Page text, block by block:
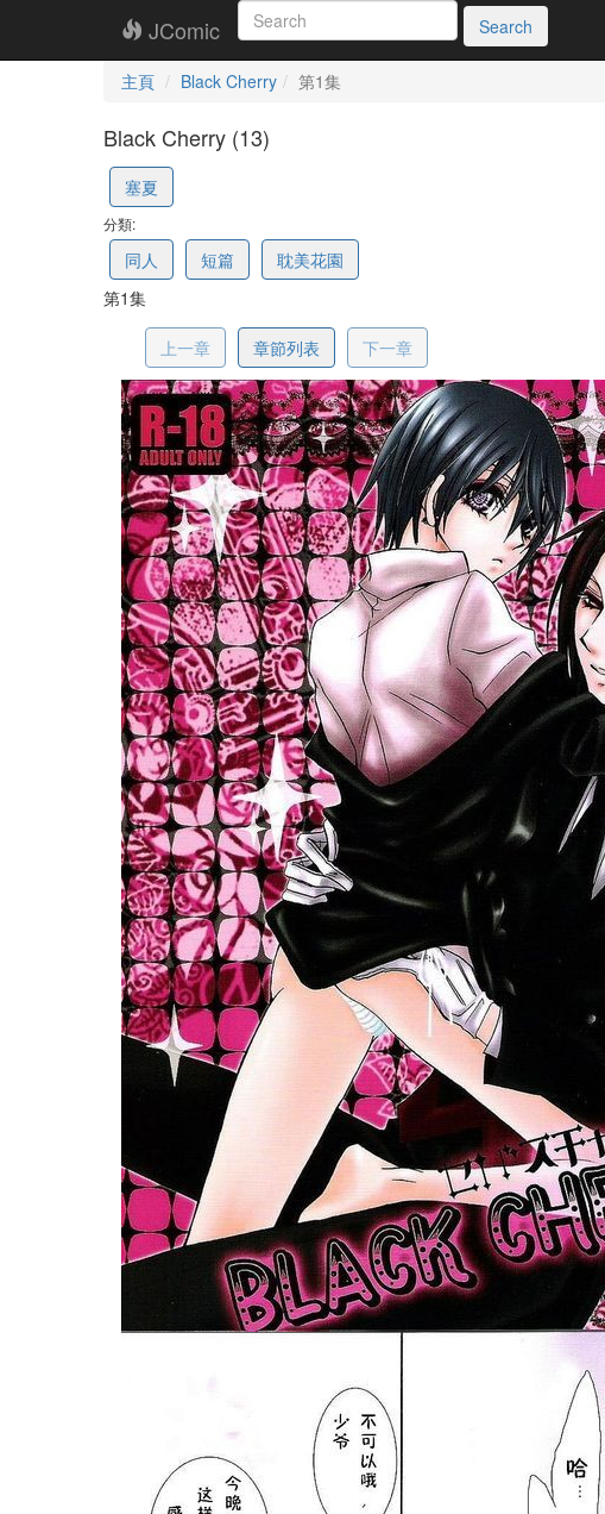
JComic Search
主頁 Black Cherry 第1集
Black Cherry (13)
塞夏
分類:
同人 短篇
耽美花園
第1集
上一章 章節列表 下一章